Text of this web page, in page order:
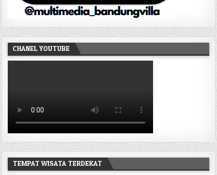
CHANEL YOUTUBE
TEMPAT WISATA TERDEKAT